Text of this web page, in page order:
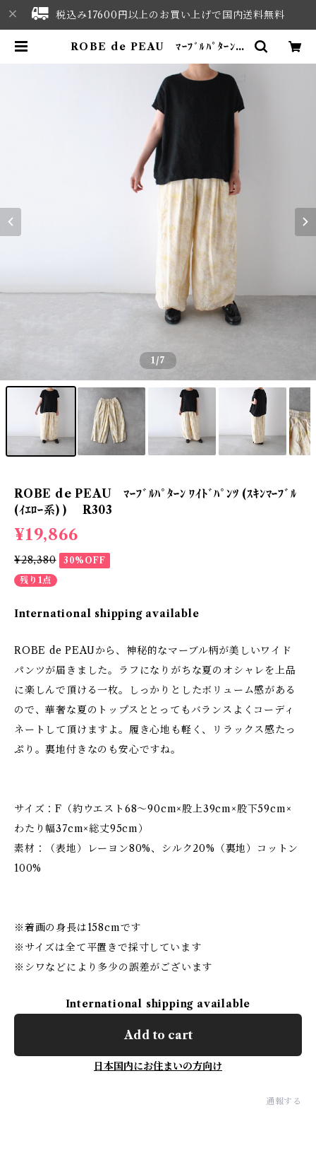
税込み17600円以上のお買い上げで国内送料無料
ROBE de PEAU ﾏｰﾌﾞﾙﾊﾟﾀｰﾝ ﾜ
303 | NORTHWEST SELECT
1/7
ROBE de PEAU ﾏｰﾌﾞﾙﾊﾟﾀｰﾝ ﾜｲﾄﾞﾊﾟﾝﾂ (ｽｷﾝﾏｰﾌﾞﾙ
(ｲｴﾛｰ系) ) R303
¥19,866
¥28,380
30%OFF
残り1点
International shipping available
ROBE de PEAUから、神秘的なマーブル柄が美しいワイド
パンツが届きました。ラフになりがちな夏のオシャレを上品
に楽しんで頂ける一枚。しっかりとしたボリューム感がある
ので、華奢な夏のトップスととってもバランスよくコーディ
ネートして頂けますよ。履き心地も軽く、リラックス感たっ
ぷり。裏地付きなのも安心ですね。
サイズ：F（約ウエスト68～90cm×股上39cm×股下59cm×
わたり幅37cm×総丈95cm）
素材：（表地）レーヨン80%、シルク20%（裏地）コットン
100%
※着画の身長は158cmです
※サイズは全て平置きで採寸しています
※シワなどにより多少の誤差がございます
International shipping available
Add to cart
日本国内にお住まいの方向け
通報する